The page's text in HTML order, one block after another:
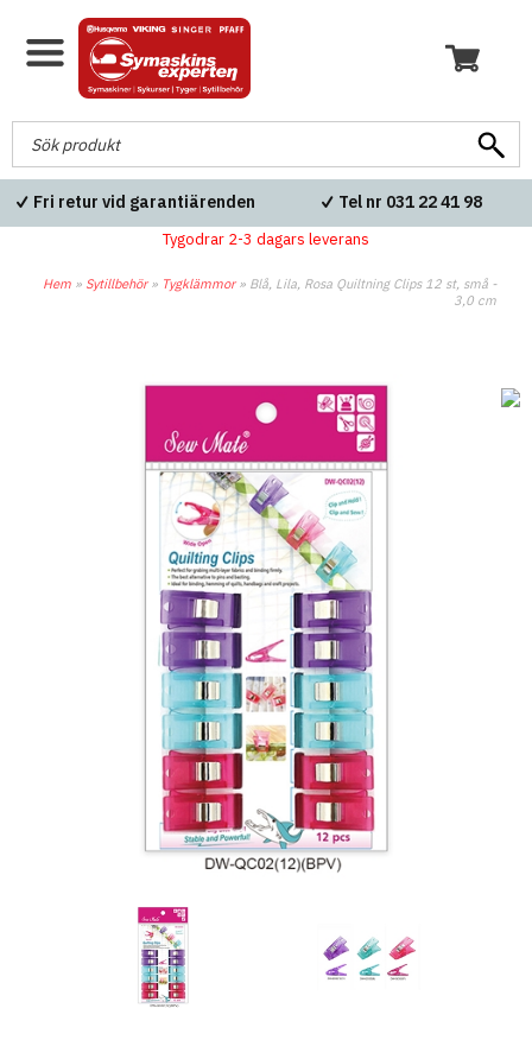
över 600kr Blixtsnabba leveranser Fri retur
Tygodrar 2-3 dagars leverans
Hem » Sytillbehör» Tygklämmor» Blå, Lila, Rosa Quiltning Clips 12 st, små -
3,0 cm